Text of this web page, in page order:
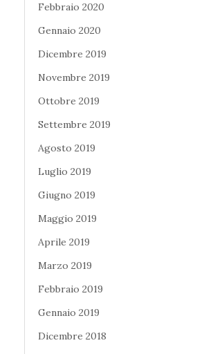
Febbraio 2020
Gennaio 2020
Dicembre 2019
Novembre 2019
Ottobre 2019
Settembre 2019
Agosto 2019
Luglio 2019
Giugno 2019
Maggio 2019
Aprile 2019
Marzo 2019
Febbraio 2019
Gennaio 2019
Dicembre 2018